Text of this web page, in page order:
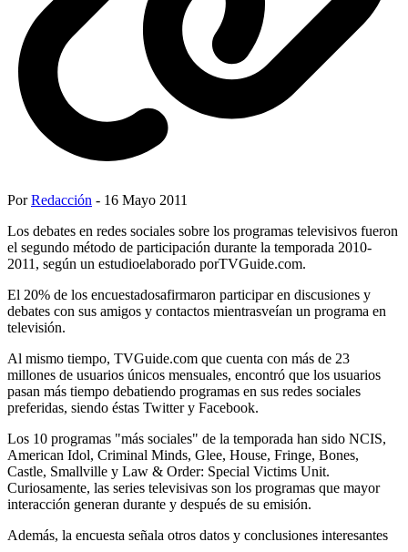
PorRedacción - 16 Mayo 2011
Los debates en redes sociales sobre los programas televisivos fueron
el segundo método de participación durante la temporada 2010-
2011, según un estudioelaborado porTVGuide.com.
El 20% de los encuestadosafirmaron participar en discusiones y
debates con sus amigos y contactos mientrasveían un programa en
televisión.
Al mismo tiempo, TVGuide.com que cuenta con más de 23
millones de usuarios únicos mensuales, encontró que los usuarios
pasan más tiempo debatiendo programas en sus redes sociales
preferidas, siendo éstas Twitter y Facebook.
Los 10 programas "más sociales" de la temporada han sido NCIS,
American Idol, Criminal Minds, Glee, House, Fringe, Bones,
Castle, Smallville y Law & Order: Special Victims Unit.
Curiosamente, las series televisivas son los programas que mayor
interacción generan durante y después de su emisión.
Además, la encuesta señala otros datos y conclusiones interesantes